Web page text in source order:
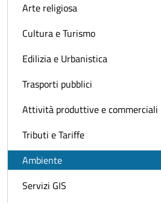
Arte religiosa
Cultura e Turismo
Edilizia e Urbanistica
Trasporti pubblici
Attività produttive e commerciali
Tributi e Tariffe
Ambiente
Servizi GIS